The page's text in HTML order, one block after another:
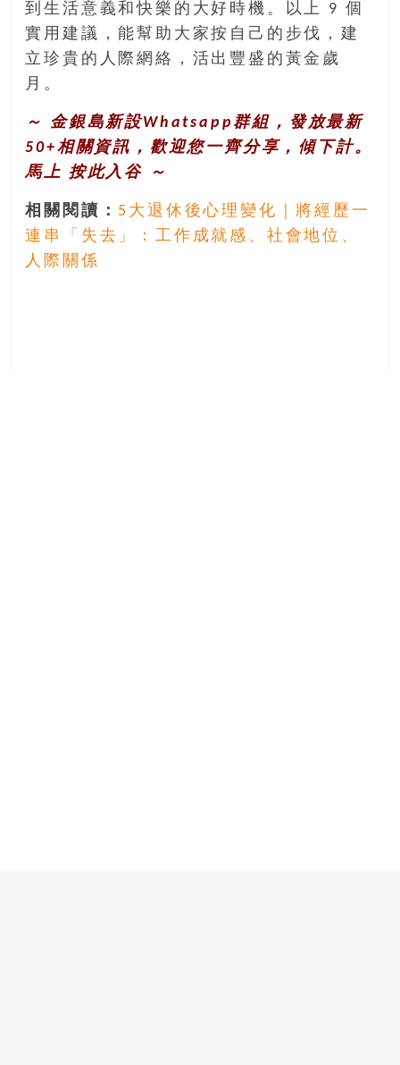
到生活意義和快樂的大好時機。以上 9 個
實用建議，能幫助大家按自己的步伐，建
立珍貴的人際網絡，活出豐盛的黃金歲
月。
～ 金銀島新設Whatsapp群組，發放最新
50+相關資訊，歡迎您一齊分享，傾下計。
馬上 按此入谷 ～
相關閱讀： 5大退休後心理變化｜將經歷一
連串「失去」：工作成就感、社會地位、
人際關係